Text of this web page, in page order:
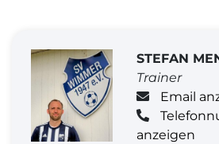
STEFAN
Trainer
Email
anzeigen